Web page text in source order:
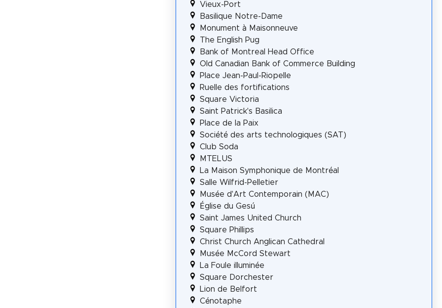
Vieux-Port
Basilique Notre-Dame
Monument à Maisonneuve
The English Pug
Bank of Montreal Head Office
Old Canadian Bank of Commerce Building
Place Jean-Paul-Riopelle
Ruelle des fortifications
Square Victoria
Saint Patrick's Basilica
Place de la Paix
Société des arts technologiques (SAT)
Club Soda
MTELUS
La Maison Symphonique de Montréal
Salle Wilfrid-Pelletier
Musée d'Art Contemporain (MAC)
Église du Gesú
Saint James United Church
Square Phillips
Christ Church Anglican Cathedral
Musée McCord Stewart
La Foule illuminée
Square Dorchester
Lion de Belfort
Cénotaphe